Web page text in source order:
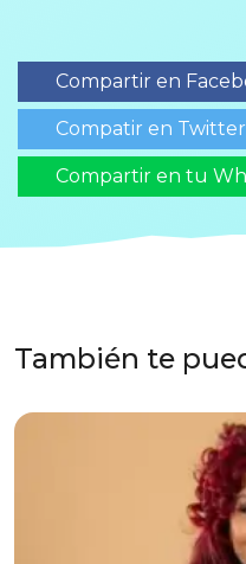
Compartir en
Compatir en Twitter
Compartir en tu
También te